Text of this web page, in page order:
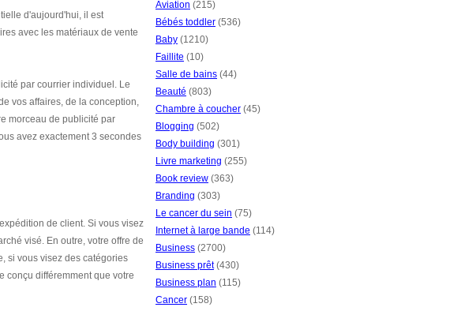
d'aujourd'hui, il est
avec les matériaux de vente
par courrier individuel. Le
vos affaires, de la conception,
morceau de publicité par
avez exactement 3 secondes
de client. Si vous visez
visé. En outre, votre offre de
si vous visez des catégories
conçu différemment que votre
Aviation (215)
Bébés toddler (536)
Baby (1210)
Faillite (10)
Salle de bains (44)
Beauté (803)
Chambre à coucher (45)
Blogging (502)
Body building (301)
Livre marketing (255)
Book review (363)
Branding (303)
Le cancer du sein (75)
Internet à large bande (114)
Business (2700)
Business prêt(430)
Business plan (115)
Cancer (158)